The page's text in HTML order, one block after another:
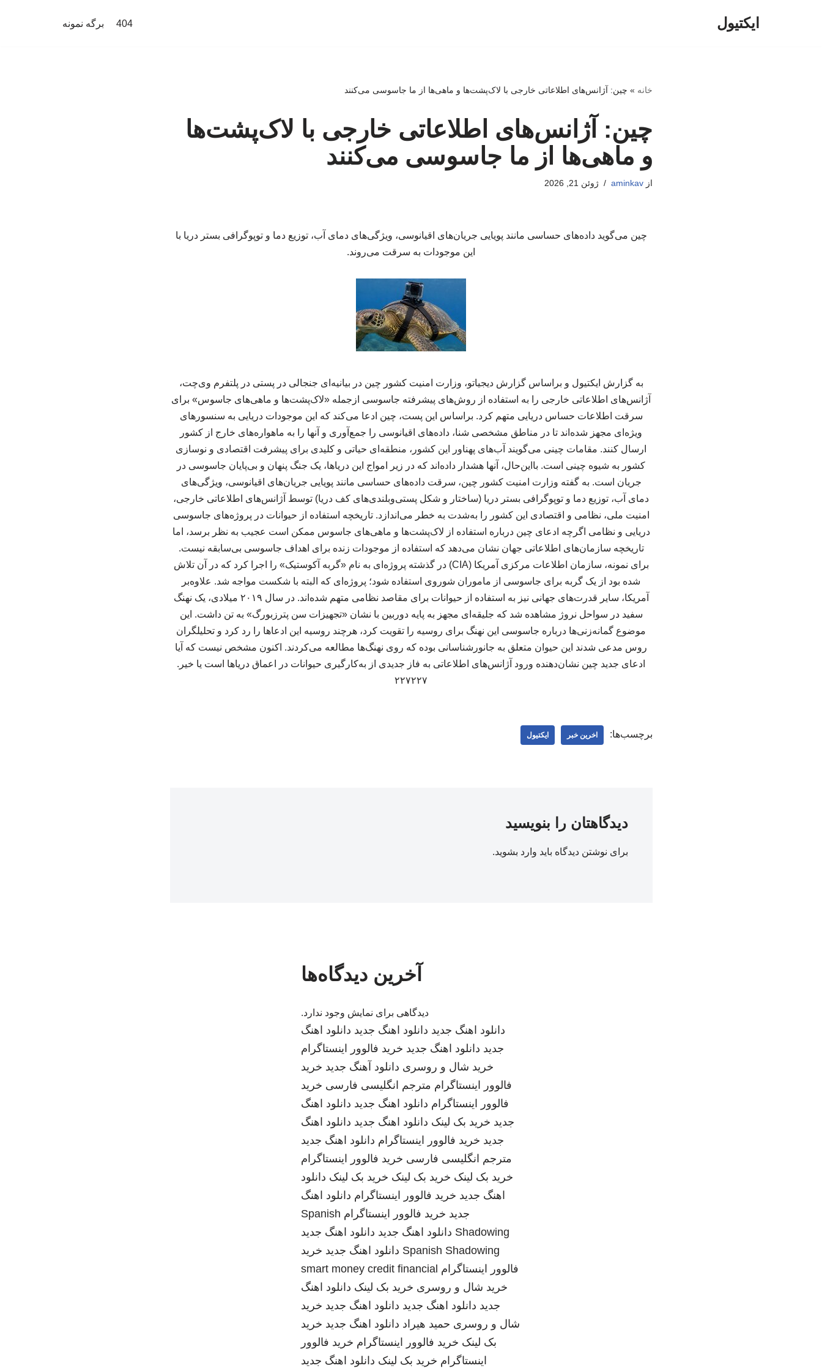
ایکتیول 404 برگه نمونه
خانه » چین: آژانس‌های اطلاعاتی خارجی با لاک‌پشت‌ها و ماهی‌ها از ما جاسوسی می‌کنند
چین: آژانس‌های اطلاعاتی خارجی با لاک‌پشت‌ها
و ماهی‌ها از ما جاسوسی می‌کنند
ازaminkav ژوئن 21, 2026
چین می‌گوید داده‌های حساسی مانند پویایی جریان‌های اقیانوسی، ویژگی‌های دمای آب، توزیع دما و توپوگرافی بستر دریا با
این موجودات به سرقت می‌روند.
به گزارش ایکتیول و براساس گزارش دیجیاتو، وزارت امنیت کشور چین در بیانیه‌ای جنجالی در پستی در پلتفرم وی‌چت،
آژانس‌های اطلاعاتی خارجی را به استفاده از روش‌های پیشرفته جاسوسی ازجمله «لاک‌پشت‌ها و ماهی‌های جاسوس» برای
سرقت اطلاعات حساس دریایی متهم کرد. براساس این پست، چین ادعا می‌کند که این موجودات دریایی به سنسورهای
ویژه‌ای مجهز شده‌اند تا در مناطق مشخصی شنا، داده‌های اقیانوسی را جمع‌آوری و آنها را به ماهواره‌های خارج از کشور
ارسال کنند. مقامات چینی می‌گویند آب‌های پهناور این کشور، منطقه‌ای حیاتی و کلیدی برای پیشرفت اقتصادی و نوسازی
کشور به شیوه چینی است. بااین‌حال، آنها هشدار داده‌اند که در زیر امواج این دریاها، یک جنگ پنهان و بی‌پایان جاسوسی در
جریان است. به گفته وزارت امنیت کشور چین، سرقت داده‌های حساسی مانند پویایی جریان‌های اقیانوسی، ویژگی‌های
دمای آب، توزیع دما و توپوگرافی بستر دریا (ساختار و شکل پستی‌وبلندی‌های کف دریا) توسط آژانس‌های اطلاعاتی خارجی،
امنیت ملی، نظامی و اقتصادی این کشور را به‌شدت به خطر می‌اندازد. تاریخچه استفاده از حیوانات در پروژه‌های جاسوسی
دریایی و نظامی اگرچه ادعای چین درباره استفاده از لاک‌پشت‌ها و ماهی‌های جاسوس ممکن است عجیب به نظر برسد، اما
تاریخچه سازمان‌های اطلاعاتی جهان نشان می‌دهد که استفاده از موجودات زنده برای اهداف جاسوسی بی‌سابقه نیست.
برای نمونه، سازمان اطلاعات مرکزی آمریکا (CIA) در گذشته پروژه‌ای به نام «گربه آکوستیک» را اجرا کرد که در آن تلاش
شده بود از یک گربه برای جاسوسی از ماموران شوروی استفاده شود؛ پروژه‌ای که البته با شکست مواجه شد. علاوه‌بر
آمریکا، سایر قدرت‌های جهانی نیز به استفاده از حیوانات برای مقاصد نظامی متهم شده‌اند. در سال ۲۰۱۹ میلادی، یک نهنگ
سفید در سواحل نروژ مشاهده شد که جلیقه‌ای مجهز به پایه‌ دوربین با نشان «تجهیزات سن پترزبورگ» به تن داشت. این
موضوع گمانه‌زنی‌ها درباره جاسوسی این نهنگ برای روسیه را تقویت کرد، هرچند روسیه این ادعاها را رد کرد و تحلیلگران
روس مدعی شدند این حیوان متعلق به جانورشناسانی بوده که روی نهنگ‌ها مطالعه می‌کردند. اکنون مشخص نیست که آیا
ادعای جدید چین نشان‌دهنده ورود آژانس‌های اطلاعاتی به فاز جدیدی از به‌کارگیری حیوانات در اعماق دریاها است یا خیر.
۲۲۷۲۲۷
برچسب‌ها: اخرین خبر ایکتیول
دیدگاهتان را بنویسید
برای نوشتن دیدگاه باید وارد بشوید.
آخرین دیدگاه‌ها
دیدگاهی برای نمایش وجود ندارد.
دانلود اهنگ جدید دانلود اهنگ جدید دانلود اهنگ
جدید دانلود اهنگ جدید خرید فالوور اینستاگرام
خرید شال و روسری دانلود آهنگ جدید خرید
فالوور اینستاگرام مترجم انگلیسی فارسی خرید
فالوور اینستاگرام دانلود اهنگ جدید دانلود اهنگ
جدید خرید بک لینک دانلود اهنگ جدید دانلود اهنگ
جدید خرید فالوور اینستاگرام دانلود اهنگ جدید
مترجم انگلیسی فارسی خرید فالوور اینستاگرام
خرید بک لینک خرید بک لینک خرید بک لینک دانلود
اهنگ جدید خرید فالوور اینستاگرام دانلود اهنگ
جدید خرید فالوور اینستاگرام Spanish
Shadowing دانلود اهنگ جدید دانلود اهنگ جدید
Spanish Shadowing دانلود اهنگ جدید خرید
فالوور اینستاگرام smart money credit financial
خرید شال و روسری خرید بک لینک دانلود اهنگ
جدید دانلود اهنگ جدید دانلود اهنگ جدید خرید
شال و روسری حمید هیراد دانلود اهنگ جدید خرید
بک لینک خرید فالوور اینستاگرام خرید فالوور
اینستاگرام خرید بک لینک دانلود اهنگ جدید